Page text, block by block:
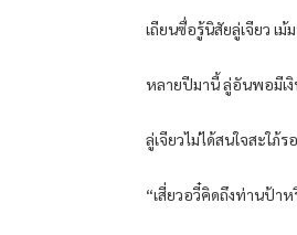
เถียนซื่อรู้นิสัยลู่เจียว เ
หลายปีมานี้ ลู่อันพอมีเงิ
ลู่เจียวไม่ได้สนใจสะใภ้
“เสี่ยวอวี๋คิดถึงท่านป้าห